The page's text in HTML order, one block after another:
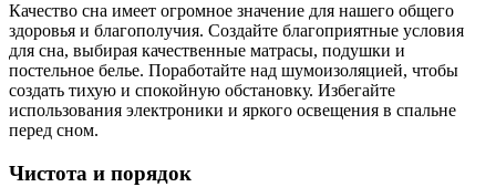
Качество сна имеет огромное значение для нашего общего
здоровья и благополучия. Создайте благоприятные условия
для сна, выбирая качественные матрасы, подушки и
постельное белье. Поработайте над шумоизоляцией, чтобы
создать тихую и спокойную обстановку. Избегайте
использования электроники и яркого освещения в спальне
перед сном.
Чистота и порядок